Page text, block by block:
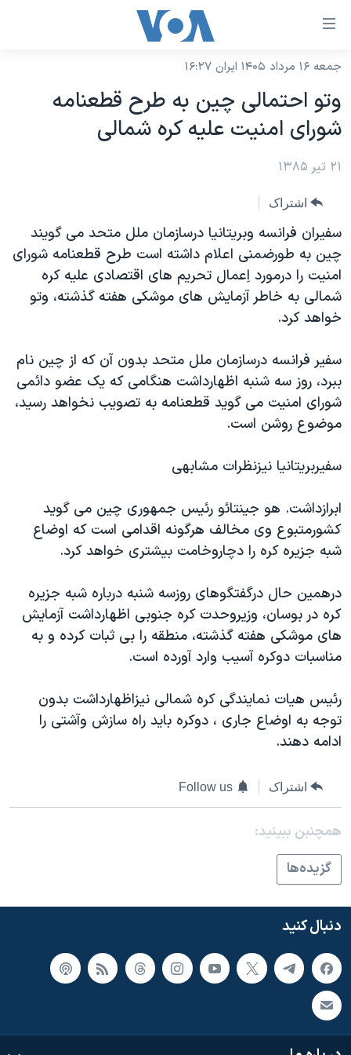
لینکهای
دسترسی
جهش
محتوای
اصلی
جهش
اصلی
جهش
به
جستجو
نسخه سبک وب‌سایت
موضوع ها
ایران
آمریکا
جهان
ورزشی
گزیده‌ها
ویژه برنامه‌ها
فرهنگ و زندگی
حقوق شهروندی
اقتصادی
گالری عکس
آرشیو پخش زنده
برنامه های تلویزیونی
جدول برنامه ها
صفحه‌های ویژه
جام جهانی ۲۰۲۶
عملیات خشم حماسی
۲۵۰سالگی آمریکا
مستندها
انتخابات ریاست جمهوری آمریکا ۲۰۲۴
حمله جمهوری اسلامی به اسرائیل
اعتراضات زن، زندگی، آزادی
مجموعه مستندهای دادخواهی
دادگاه حمید نوری
چهل سال گروگان‌گیری
قانون شفافیت دارائی کادر رهبری ایران
اسرائیل در جنگ
نرگس محمدی برنده جایزه نوبل صلح
صفحه‌های ویژه
فرکانس‌های صدای آمریکا
پخش رادیویی
یادگیری زبان انگلیسی
دنبال کنید
زبانهای مختلف
جمعه ۱۶ مرداد ۱۴۰۵ ایران ۱۶:۲۷
وتو احتمالی چين به طرح قطعنامه
شورای امنيت عليه کره شمالی
۲۱ تیر ۱۳۸۵
اشتراک
سفيران فرانسه وبريتانيا درسازمان ملل متحد می گويند
چين به طورضمنی اعلام داشته است طرح قطعنامه شورای
امنيت را درمورد اِعمال تحريم های اقتصادی عليه کره
شمالی به خاطر آزمايش های موشکی هفته گذشته، وتو
خواهد کرد.
سفير فرانسه درسازمان ملل متحد بدون آن که از چين نام
ببرد، روز سه شنبه اظهارداشت هنگامی که يک عضو دائمی
شورای امنيت می گويد قطعنامه به تصويب نخواهد رسيد،
موضوع روشن است.
سفيربريتانيا نيزنظرات مشابهی
ابرازداشت. هو جينتائو رئيس جمهوری چين می گويد
کشورمتبوع وی مخالف هرگونه اقدامی است که اوضاع
شبه جزيره کره را دچاروخامت بيشتری خواهد کرد.
درهمين حال درگفتگوهای روزسه شنبه درباره شبه جزيره
کره در بوسان، وزيروحدت کره جنوبی اظهارداشت آزمايش
های موشکی هفته گذشته، منطقه را بی ثبات کرده و به
مناسبات دوکره آسيب وارد آورده است.
رئيس هيات نمايندگی کره شمالی نيزاظهارداشت بدون
توجه به اوضاع جاری ، دوکره بايد راه سازش وآشتی را
ادامه دهند.
اشتراک Follow us
همچنبن ببینید:
گزيده‌ها
دنبال کنید